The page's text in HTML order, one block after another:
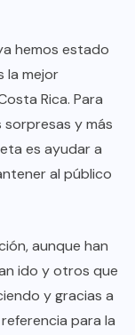
hemos estado
la mejor
Rica. Para
y más
es ayudar a
al público
aunque han
ido y otros que
y gracias a
para la